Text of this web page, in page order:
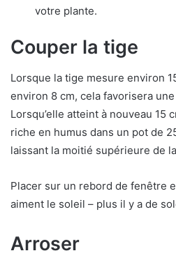
votre plante.
Couper la tige
Lorsque la tige mesure environ
environ 8 cm, cela favorisera
Lorsqu’elle atteint à nouveau 15
riche en humus dans un pot de
laissant la moitié supérieure de
Placer sur un rebord de fenêtre
aiment le soleil – plus il y a de
Arroser